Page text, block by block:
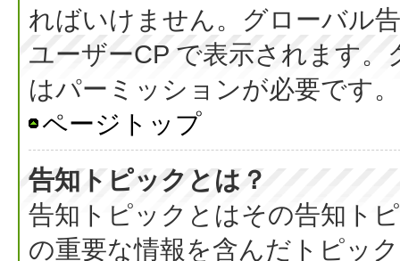
ればいけません。グローバル
ユーザーCP で表示されます
はパーミッションが必要です。
ページトップ
告知トピックとは？
告知トピックとはその告知ト
の重要な情報を含んだトピッ